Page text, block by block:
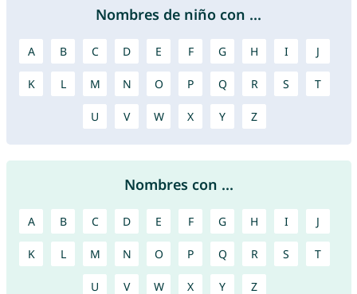
Nombres de niño con ...
A B C D E F G H I J
K L M N O P Q R S T
U V W X Y Z
Nombres con ...
A B C D E F G H I J
K L M N O P Q R S T
U V W X Y Z